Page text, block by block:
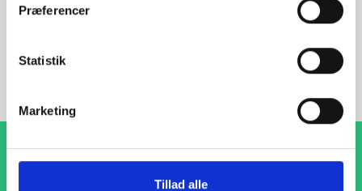
Præferencer
Statistik
Marketing
Tillad alle